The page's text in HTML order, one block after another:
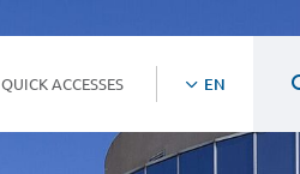
QUICK ACCESSES EN